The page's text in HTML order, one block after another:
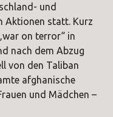
und
Aktionen statt. Kurz
on terror“ in
nach dem Abzug
von den Taliban
afghanische
und Mädchen –